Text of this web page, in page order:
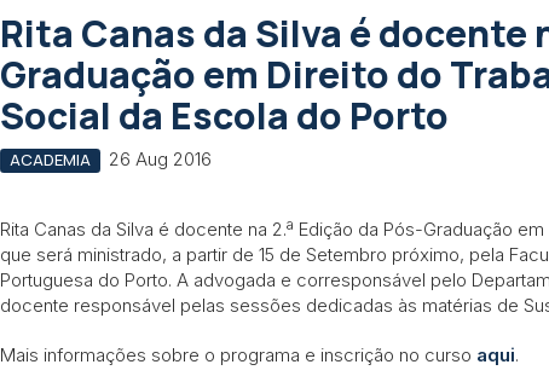
Rita Canas da Silva é docente
Graduação em Direito do
Social da Escola do Porto
ACADEMIA 26 Aug 2016
Rita Canas da Silva é docente na 2.ª Edição da Pós-Graduação
que será ministrado, a partir de 15 de Setembro próximo, pela
Portuguesa do Porto. A advogada e corresponsável pelo
docente responsável pelas sessões dedicadas às matérias de
Mais informações sobre o programa e inscrição no curso aqui.